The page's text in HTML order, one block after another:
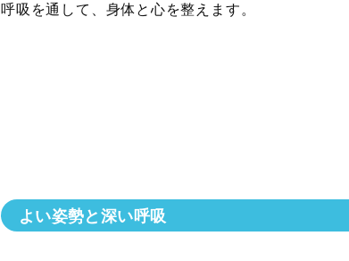
呼吸を通して、身体と心を整えます。
よい姿勢と深い呼吸